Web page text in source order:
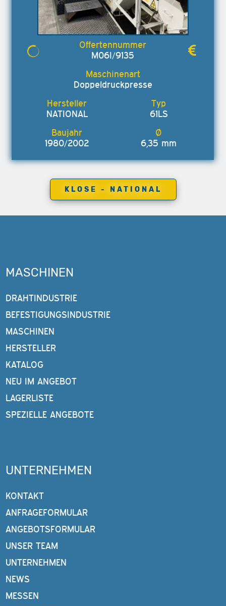
M06I/9135
Doppeldruckpresse
NATIONAL 61LS
1980/2002 6,35 mm
KLOSE - NATIONAL
MASCHINEN
DRAHTINDUSTRIE
BEFESTIGUNGSINDUSTRIE
MASCHINEN
HERSTELLER
KATALOG
NEU IM ANGEBOT
LAGERLISTE
SPEZIELLE ANGEBOTE
UNTERNEHMEN
KONTAKT
ANFRAGEFORMULAR
ANGEBOTSFORMULAR
UNSER TEAM
UNTERNEHMEN
NEWS
MESSEN